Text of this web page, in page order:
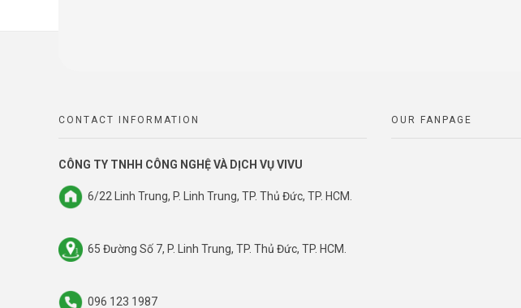
CONTACT INFORMATION
CÔNG TY TNHH CÔNG NGHỆ VÀ DỊCH VỤ VIVU
6/22 Linh Trung, P. Linh Trung, TP. Thủ Đức, TP. HCM.
65 Đường Số 7, P. Linh Trung, TP. Thủ Đức, TP. HCM.
096 123 1987
OUR FANPAGE